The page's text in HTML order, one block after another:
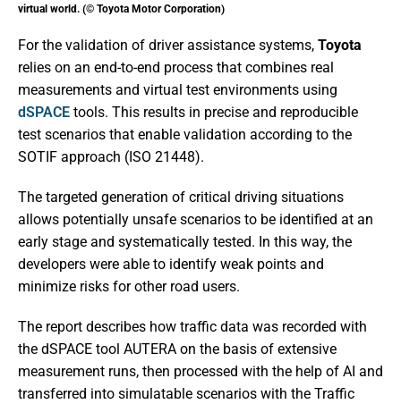
virtual world. (© Toyota Motor Corporation)
For the validation of driver assistance systems, Toyota
relies on an end-to-end process that combines real
measurements and virtual test environments using
dSPACE tools. This results in precise and reproducible
test scenarios that enable validation according to the
SOTIF approach (ISO 21448).
The targeted generation of critical driving situations
allows potentially unsafe scenarios to be identified at an
early stage and systematically tested. In this way, the
developers were able to identify weak points and
minimize risks for other road users.
The report describes how traffic data was recorded with
the dSPACE tool AUTERA on the basis of extensive
measurement runs, then processed with the help of AI and
transferred into simulatable scenarios with the Traffic